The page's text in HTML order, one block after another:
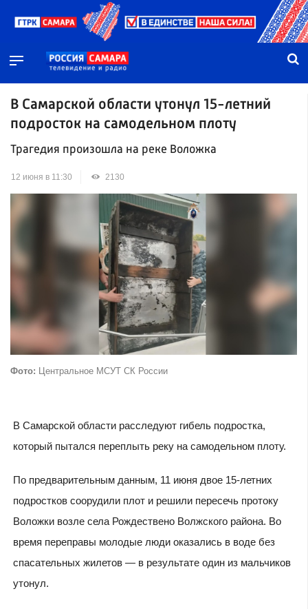
В Самарской области утонул 15-летний
подросток на самодельном плоту
Трагедия произошла на реке Воложка
12 июня в 11:30 2130
Фото: Центральное МСУТ СК России
В Самарской области расследуют гибель подростка,
который пытался переплыть реку на самодельном плоту.
По предварительным данным, 11 июня двое 15-летних
подростков соорудили плот и решили пересечь протоку
Воложки возле села Рождествено Волжского района. Во
время переправы молодые люди оказались в воде без
спасательных жилетов — в результате один из мальчиков
утонул.